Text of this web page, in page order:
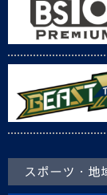
スポーツ・地